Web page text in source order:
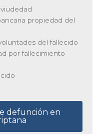
propiedad del
del fallecido
por fallecimiento
defunción en